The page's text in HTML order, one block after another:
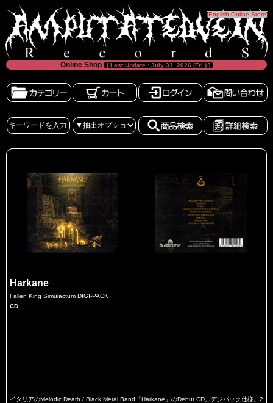
[English Online Store]
Online Shop [ Last Update : July 31, 2026 (Fri.) ]
Harkane
Fallen King Simulactum DIGI-PACK
CD
イタリアのMelodic Death / Black Metal Band「Harkane」のDebut CD。デジパック仕様。2